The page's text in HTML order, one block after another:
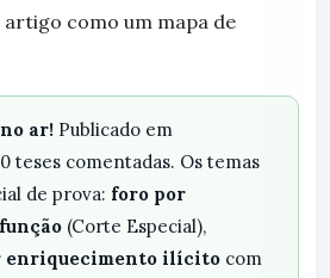
artigo como um mapa de
ar! Publicado em
teses comentadas. Os temas
de prova: foro por
(Corte Especial),
enriquecimento ilícito com